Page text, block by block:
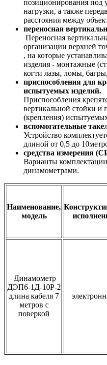
позиционирования под
нагрузки, а также
расстояния между
переносная
Переносная
организации верхней
, на которые
изделия - монтажные
когти лазы, ломы,
приспособления для
испытуемых изделий.
Приспособления
вертикальной стойки и
(крепления)
вспомогательные
Устройство
длиной от 0,5 до
средства измерения
Варианты
динамометрами.
Наименование,
модель
Динамометр
ДЭП6-1Д-10Р-2
длина кабеля 7
метров с
поверкой